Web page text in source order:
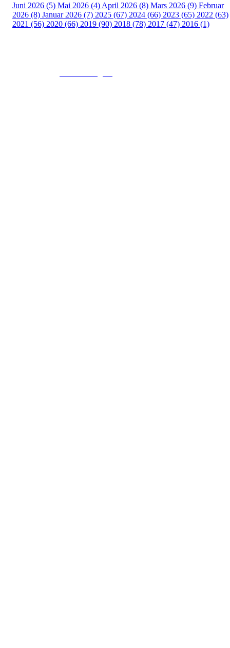
Juni 2026 (5) Mai 2026 (4) April 2026 (8) Mars 2026 (9) Februar
2026 (8) Januar 2026 (7) 2025 (67) 2024 (66) 2023 (65) 2022 (63)
2021 (56) 2020 (66) 2019 (90) 2018 (78) 2017 (47) 2016 (1)